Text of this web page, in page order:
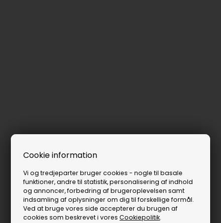
Cookie information
Vi og tredjeparter bruger cookies - nogle til basale
funktioner, andre til statistik, personalisering af indhold
og annoncer, forbedring af brugeroplevelsen samt
indsamling af oplysninger om dig til forskellige formål.
Ved at bruge vores side accepterer du brugen af
cookies som beskrevet i voresCookiepolitik.